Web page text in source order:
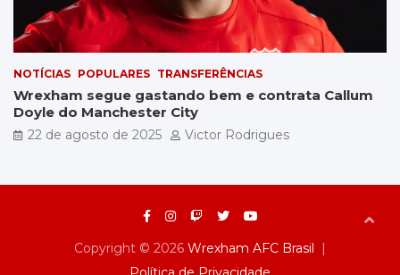
NOTÍCIAS POPULARES TRANSFERÊNCIAS
Wrexham segue gastando bem e contrata Callum
Doyle do Manchester City
22 de agosto de 2025 Victor Rodrigues
Copyright © 2026 Wrexham AFC Brasil